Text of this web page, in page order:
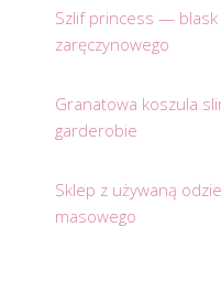
Szlif princess —
zaręczynowego
Granatowa koszula
garderobie
Sklep z używaną
masowego